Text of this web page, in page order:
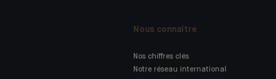
Nous connaître
Nos chiffres clés
Notre réseau international